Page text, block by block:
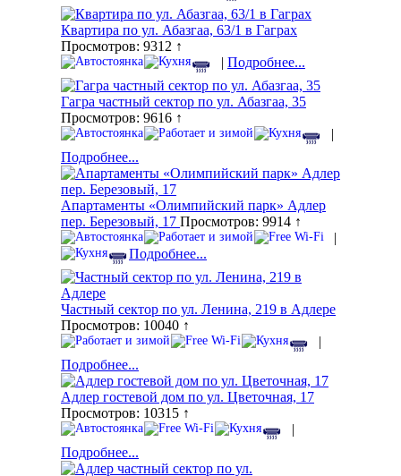
Квартира по ул. Абазгаа, 63/1 в Гаграх
Просмотров: 9312 ↑
| Подробнее...
Гагра частный сектор по ул. Абазгаа, 35
Просмотров: 9616 ↑
|
Подробнее...
Апартаменты «Олимпийский парк» Адлер
пер. Березовый, 17 Просмотров: 9914 ↑
|
Подробнее...
Частный сектор по ул. Ленина, 219 в Адлере
Просмотров: 10040 ↑
|
Подробнее...
Адлер гостевой дом по ул. Цветочная, 17
Просмотров: 10315 ↑
|
Подробнее...